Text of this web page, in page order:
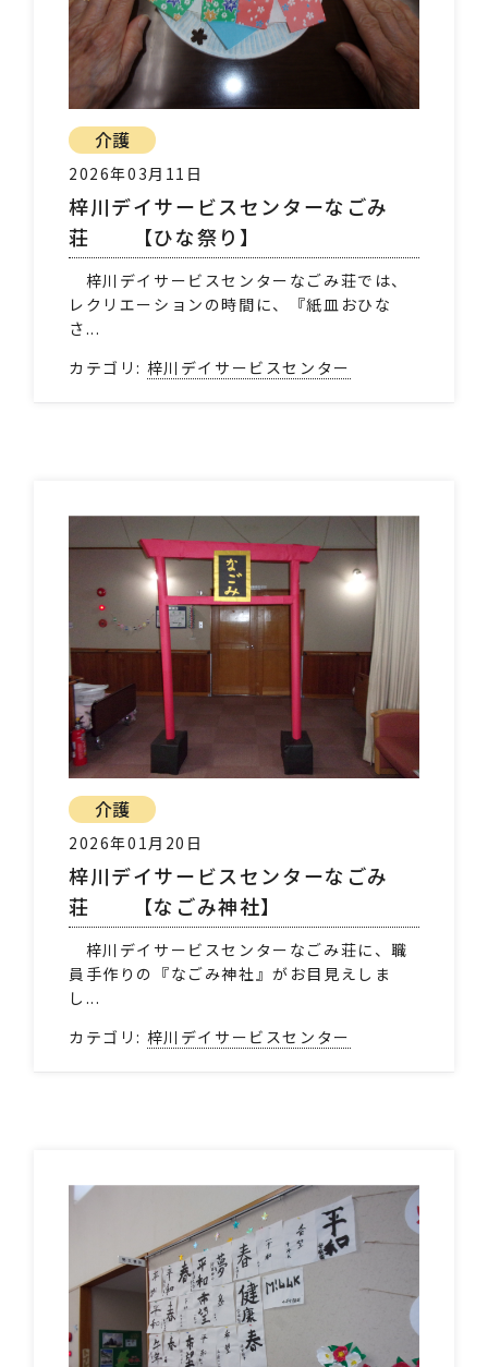
介護
2026年03月11日
梓川デイサービスセンターなごみ
荘 【ひな祭り】
梓川デイサービスセンターなごみ荘では、
レクリエーションの時間に、『紙皿おひな
さ...
カテゴリ: 梓川デイサービスセンター
介護
2026年01月20日
梓川デイサービスセンターなごみ
荘 【なごみ神社】
梓川デイサービスセンターなごみ荘に、職
員手作りの『なごみ神社』がお目見えしま
し...
カテゴリ: 梓川デイサービスセンター